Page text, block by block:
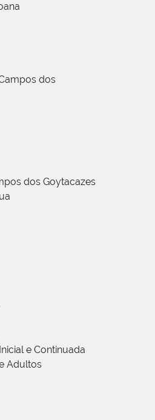
dos
dos Goytacazes
e Continuada
Adultos